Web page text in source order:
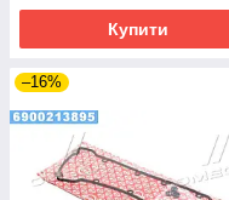
Купити
–16%